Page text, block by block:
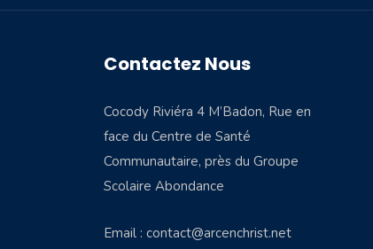
Contactez Nous
Cocody Riviéra 4 M’Badon, Rue en
face du Centre de Santé
Communautaire, près du Groupe
Scolaire Abondance
Email : contact@arcenchrist.net